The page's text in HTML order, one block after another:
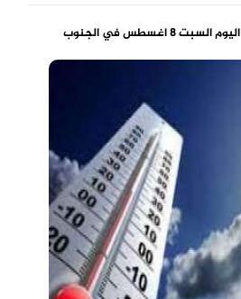
درجات الحرارة المتوقعة اليوم السبت 8 اغسطس في الجنوب